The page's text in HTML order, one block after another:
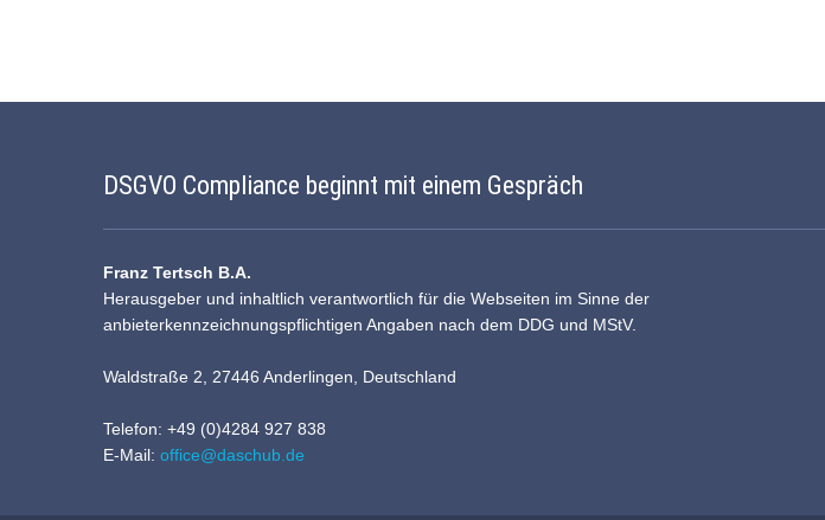
DSGVO Compliance beginnt mit einem Gespräch
Franz Tertsch B.A.
Herausgeber und inhaltlich verantwortlich für die Webseiten im Sinne der
anbieterkennzeichnungspflichtigen Angaben nach dem DDG und MStV.
Waldstraße 2, 27446 Anderlingen, Deutschland
Telefon: +49 (0)4284 927 838
E-Mail: office@daschub.de